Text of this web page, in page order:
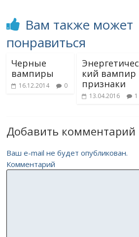
Вам также может
понравиться
Черные
вампиры
16.12.2014 0
Энергетичес
кий вампир
признаки
13.04.2016 1
Добавить комментарий
Ваш e-mail не будет опубликован.
Комментарий